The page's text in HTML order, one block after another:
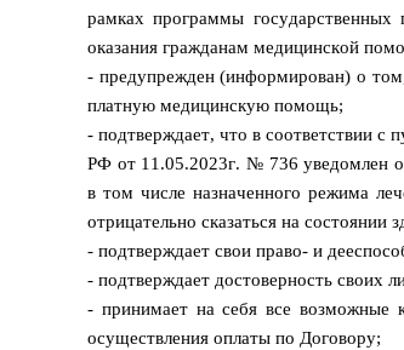
рамках программы государственных
оказания гражданам медицинской
- предупрежден (информирован) о
платную медицинскую помощь;
- подтверждает, что в соответствии с
РФ от 11.05.2023г. № 736 уведомлен о
в том числе назначенного режима
отрицательно сказаться на состоянии
- подтверждает свои право- и
- подтверждает достоверность своих
- принимает на себя все возможные
осуществления оплаты по Договору;